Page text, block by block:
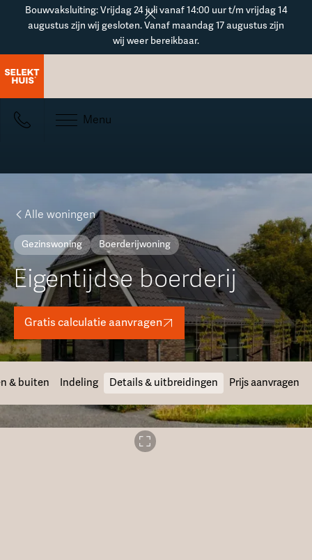
Button Text
Bouwvaksluiting: Vrijdag 24 juli vanaf 14:00 uur t/m vrijdag 14
augustus zijn wij gesloten. Vanaf maandag 17 augustus zijn
wij weer bereikbaar.
Menu
Alle woningen
Gezinswoning Boerderijwoning
Eigentijdse boerderij
Gratis calculatie aanvragen
& buiten Indeling Details & uitbreidingen Prijs aanvragen